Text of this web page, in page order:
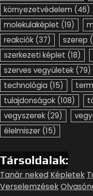
környezetvédelem (46)
molekulaképlet (19)
reakciók (37) szerep
szerkezeti képlet (18)
szerves vegyületek (79)
technológia (15)
tulajdonságok (108)
vegyszerek (29)
élelmiszer (15)
Társoldalak:
Tanár neked Képletek
Verselemzések